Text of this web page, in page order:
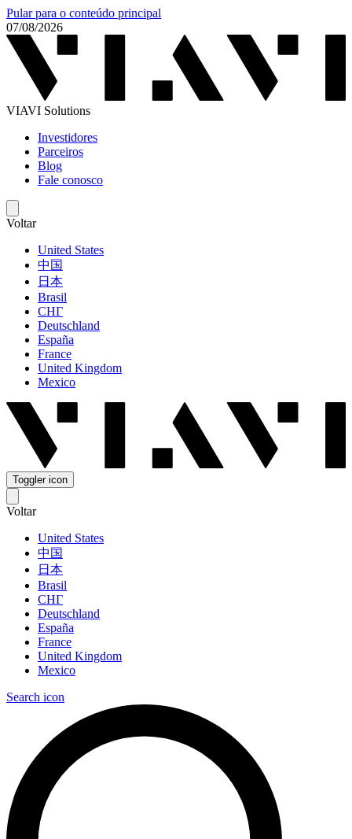
Pular para o conteúdo principal
07/08/2026
VIAVI Solutions
Investidores
Parceiros
Blog
Fale conosco
Voltar
United States
中国
日本
Brasil
СНГ
Deutschland
España
France
United Kingdom
Mexico
Toggler icon
Voltar
United States
中国
日本
Brasil
СНГ
Deutschland
España
France
United Kingdom
Mexico
Search icon